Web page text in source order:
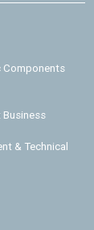
Components
Business
& Technical